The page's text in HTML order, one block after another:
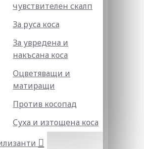
чувствителен скалп
За руса коса
За увредена и
накъсана коса
Оцветяващи и
матиращи
Против косопад
Суха и изтощена коса